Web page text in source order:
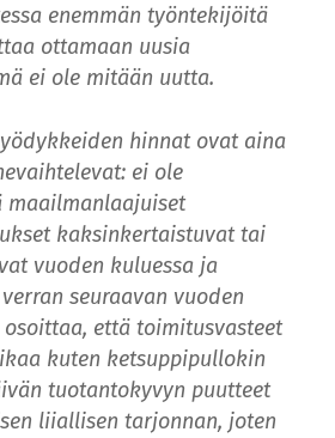
enemmän työntekijöitä
ottamaan uusia
ei ole mitään uutta.
hinnat ovat aina
ei ole
maailmanlaajuiset
kaksinkertaistuvat tai
vuoden kuluessa ja
seuraavan vuoden
että toimitusvasteet
kuten ketsuppipullokin
tuotantokyvyn puutteet
liiallisen tarjonnan, joten